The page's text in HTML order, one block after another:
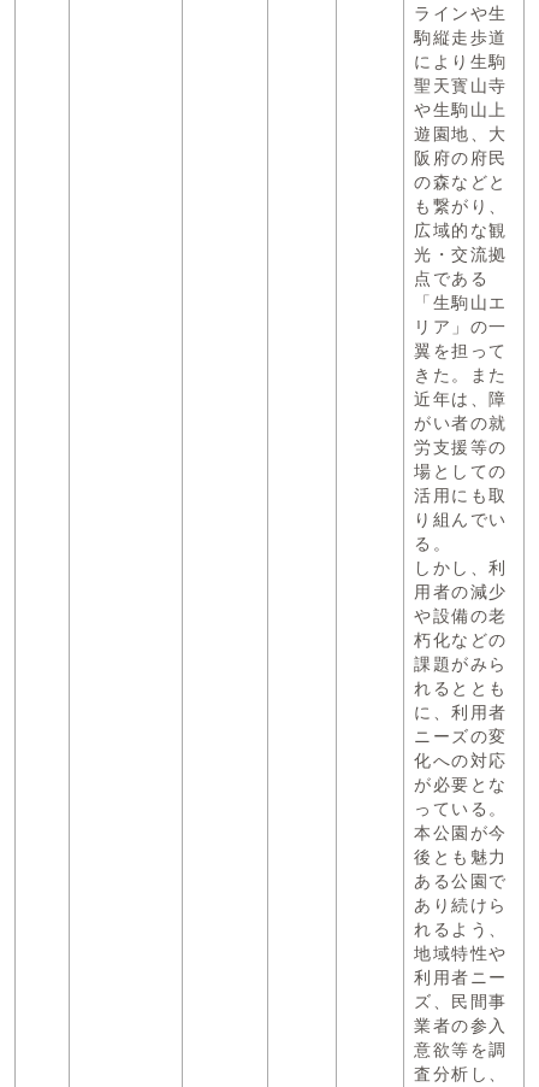
ラインや生
駒縦走歩道
により生駒
聖天寳山寺
や生駒山上
遊園地、大
阪府の府民
の森などと
も繋がり、
広域的な観
光・交流拠
点である
「生駒山エ
リア」の一
翼を担って
きた。また
近年は、障
がい者の就
労支援等の
場としての
活用にも取
り組んでい
る。
しかし、利
用者の減少
や設備の老
朽化などの
課題がみら
れるととも
に、利用者
ニーズの変
化への対応
が必要とな
っている。
本公園が今
後とも魅力
ある公園で
あり続けら
れるよう、
地域特性や
利用者ニー
ズ、民間事
業者の参入
意欲等を調
査分析し、